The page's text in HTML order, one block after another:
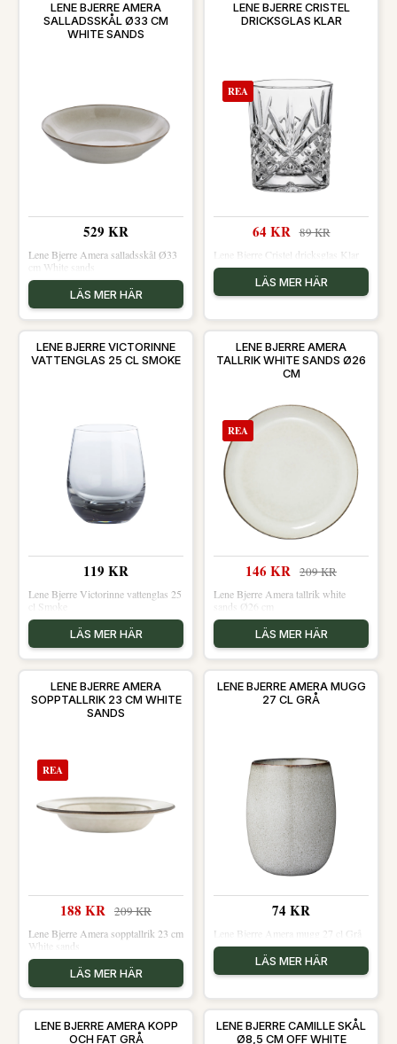
LENE BJERRE AMERA
SALLADSSKÅL Ø33 CM
WHITE SANDS
529 KR
Lene Bjerre Amera salladsskål Ø33
cm White sands
LÄS MER HÄR
LENE BJERRE CRISTEL
DRICKSGLAS KLAR
REA
64 KR 89 KR
Lene Bjerre Cristel dricksglas Klar
LÄS MER HÄR
LENE BJERRE VICTORINNE
VATTENGLAS 25 CL SMOKE
119 KR
Lene Bjerre Victorinne vattenglas 25
cl Smoke
LÄS MER HÄR
LENE BJERRE AMERA
TALLRIK WHITE SANDS Ø26
CM
REA
146 KR 209 KR
Lene Bjerre Amera tallrik white
sands Ø26 cm
LÄS MER HÄR
LENE BJERRE AMERA
SOPPTALLRIK 23 CM WHITE
SANDS
REA
188 KR 209 KR
Lene Bjerre Amera sopptallrik 23 cm
White sands
LÄS MER HÄR
LENE BJERRE AMERA MUGG
27 CL GRÅ
74 KR
Lene Bjerre Amera mugg 27 cl Grå
LÄS MER HÄR
LENE BJERRE AMERA KOPP
OCH FAT GRÅ
LENE BJERRE CAMILLE SKÅL
Ø8,5 CM OFF WHITE